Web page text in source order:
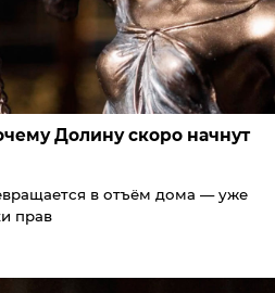
Долину скоро начнут
в отъём дома — уже
прав